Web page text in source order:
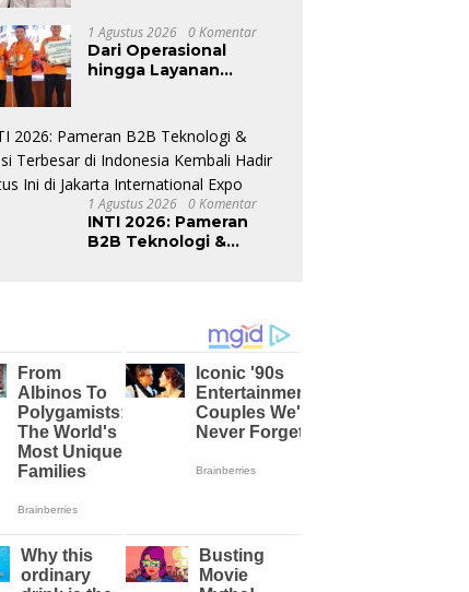
Perusahaan Kebal dari
Penegakan Hukum
Ketenagakerjaan”
1 Agustus 2026 0 Komentar
Dari Operasional
hingga Layanan
Lebih Ramah
1 Agustus 2026 0 Komentar
INTI 2026: Pameran
B2B Teknologi &
Jakarta International